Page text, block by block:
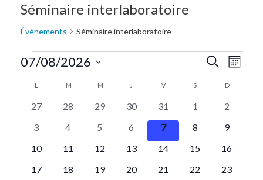
Séminaire interlaboratoire
Évènements Séminaire interlaboratoire
vues
Recherche
Mois
07/08/2026
date.
Calendrier
de
Évènements
L M M J V S D
0
27
0
28
0
29
0
évènements
30
0
évènements
31
0
1
0
2
0
3
0
4
0
5
0
évènements
6
0
évènements
7
0
8
0
9
0
10
0
11
0
12
0
13
0
14
0
15
0
16
0
17
0
18
0
19
0
20
0
21
0
22
0
23